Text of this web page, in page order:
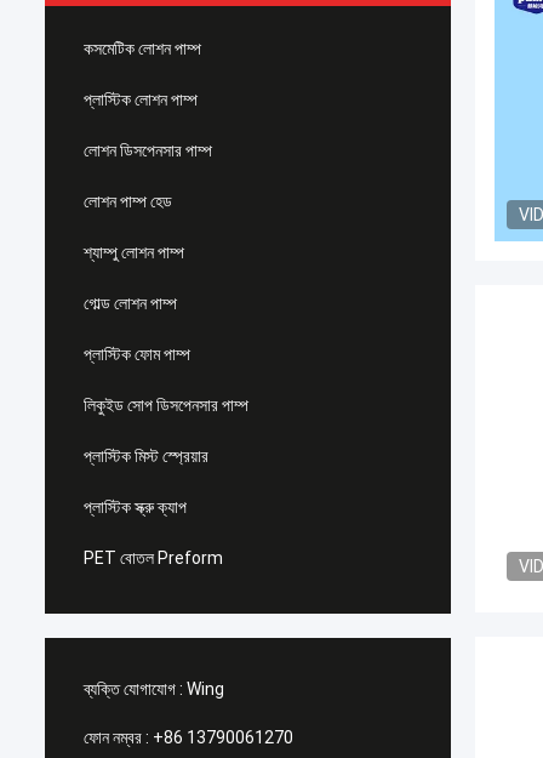
কসমেটিক লোশন পাম্প
প্লাস্টিক লোশন পাম্প
লোশন ডিসপেনসার পাম্প
লোশন পাম্প হেড
শ্যাম্পু লোশন পাম্প
গোল্ড লোশন পাম্প
প্লাস্টিক ফোম পাম্প
লিকুইড সোপ ডিসপেনসার পাম্প
প্লাস্টিক মিস্ট স্প্রেয়ার
প্লাস্টিক স্ক্রু ক্যাপ
PET বোতল Preform
ব্যক্তি যোগাযোগ : Wing
ফোন নম্বর : +86 13790061270